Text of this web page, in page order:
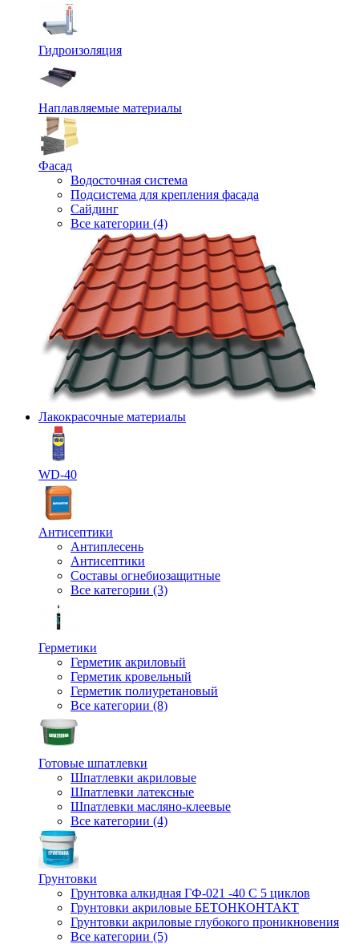
Гидроизоляция
Наплавляемые материалы
Фасад
Водосточная система
Подсистема для крепления фасада
Сайдинг
Все категории (4)
Лакокрасочные материалы
WD-40
Антисептики
Антиплесень
Антисептики
Составы огнебиозащитные
Все категории (3)
Герметики
Герметик акриловый
Герметик кровельный
Герметик полиуретановый
Все категории (8)
Готовые шпатлевки
Шпатлевки акриловые
Шпатлевки латексные
Шпатлевки масляно-клеевые
Все категории (4)
Грунтовки
Грунтовка алкидная ГФ-021 -40 С 5 циклов
Грунтовки акриловые БЕТОНКОНТАКТ
Грунтовки акриловые глубокого проникновения
Все категории (5)